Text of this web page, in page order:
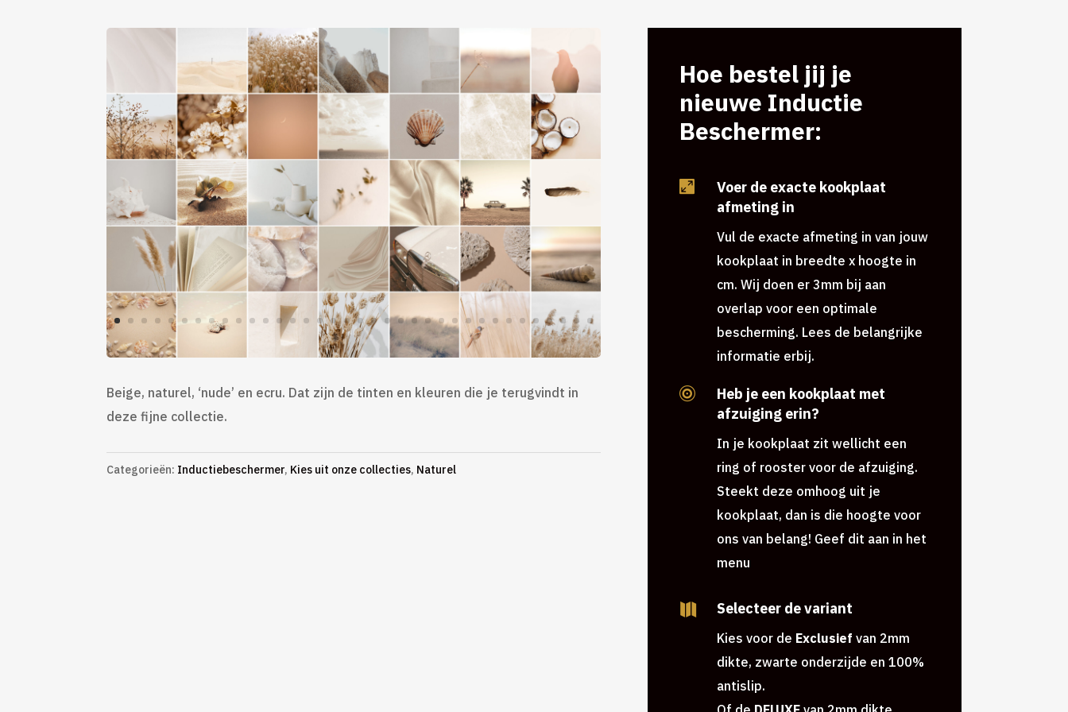
Beige, naturel, ‘nude’ en ecru. Dat zijn de tinten en kleuren die je terugvindt in
deze fijne collectie.
Categorieën: Inductiebeschermer, Kies uit onze collecties, Naturel
Hoe bestel jij je
nieuwe Inductie
Beschermer:

Voer de exacte kookplaat
afmeting in
Vul de exacte afmeting in van jouw
kookplaat in breedte x hoogte in
cm. Wij doen er 3mm bij aan
overlap voor een optimale
bescherming. Lees de belangrijke
informatie erbij.

Heb je een kookplaat met
afzuiging erin?
In je kookplaat zit wellicht een
ring of rooster voor de afzuiging.
Steekt deze omhoog uit je
kookplaat, dan is die hoogte voor
ons van belang! Geef dit aan in het
menu
 Selecteer de variant
Kies voor de Exclusief van 2mm
dikte, zwarte onderzijde en 100%
antislip.